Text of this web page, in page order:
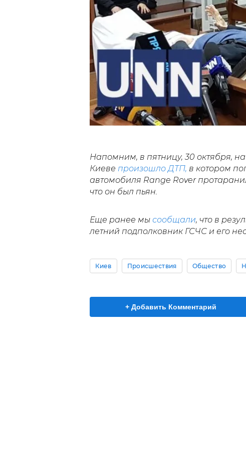
Напомним, в пятницу, 30 октября,
Киеве произошло ДТП, в котором
автомобиля Range Rover
что он был пьян.
Еще ранее мы сообщали, что в
летний подполковник ГСЧС и его
Киев Происшествия Общество
+ Добавить Комментарий